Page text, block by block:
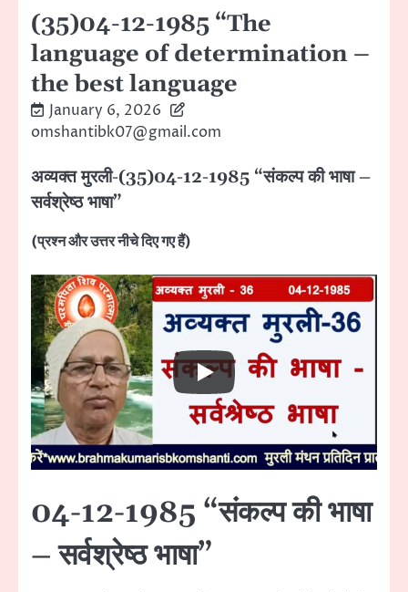
(35)04-12-1985 “The
language of determination –
the best language
January 6, 2026
omshantibk07@gmail.com
अव्यक्त मुरली-(35)04-12-1985 “संकल्प की भाषा –
सर्वश्रेष्ठ भाषा”
(प्रश्न और उत्तर नीचे दिए गए हैं)
04-12-1985 “संकल्प की भाषा
– सर्वश्रेष्ठ भाषा”